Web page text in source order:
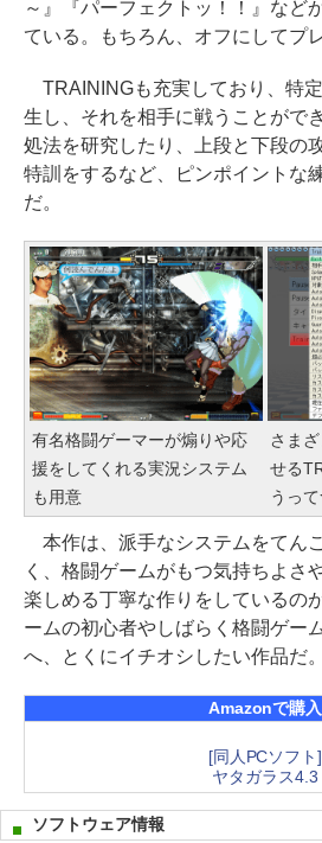
～』『パーフェクトッ！！』など
ている。もちろん、オフにしてプ
TRAININGも充実しており、特
生し、それを相手に戦うことがで
処法を研究したり、上段と下段の
特訓をするなど、ピンポイントな
だ。
有名格闘ゲーマーが煽りや応
援をしてくれる実況システム
も用意
さま
せる
うっ
本作は、派手なシステムをてん
く、格闘ゲームがもつ気持ちよさ
楽しめる丁寧な作りをしているの
ームの初心者やしばらく格闘ゲー
へ、とくにイチオシしたい作品だ。
Amazonで購入
[同人PCソフト]
ヤタガラス4.3
ソフトウェア情報